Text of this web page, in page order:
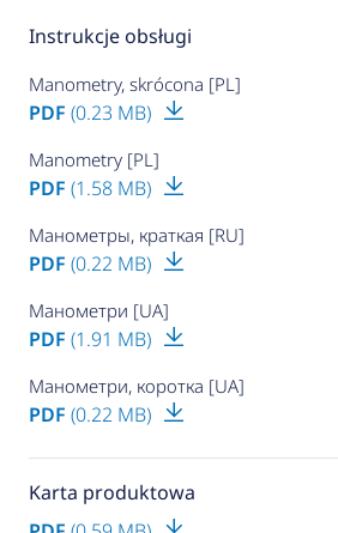
Instrukcje obsługi
Manometry, skrócona [PL]
PDF (0.23 MB)
Manometry [PL]
PDF (1.58 MB)
Манометры, краткая [RU]
PDF (0.22 MB)
Манометри [UA]
PDF (1.91 MB)
Манометри, коротка [UA]
PDF (0.22 MB)
Karta produktowa